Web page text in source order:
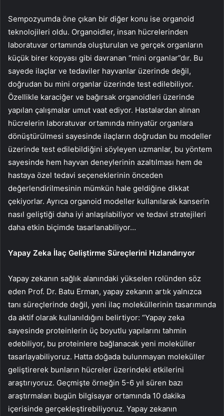
Sempozyumda öne çıkan bir diğer konu ise organoid
teknolojileri oldu. Organoidler, insan hücrelerinden
laboratuvar ortamında oluşturulan ve gerçek organların
küçük birer kopyası gibi davranan “mini organlar”dır. Bu
sayede ilaçlar ve tedaviler hayvanlar üzerinde değil,
doğrudan bu mini organlar üzerinde test edilebiliyor.
Özellikle karaciğer ve bağırsak organoidleri üzerinde
yapılan çalışmalar umut vaat ediyor. Hastalardan alınan
hücrelerin laboratuvar ortamında minyatür organlara
dönüştürülmesi sayesinde ilaçların doğrudan bu modeller
üzerinde test edilebildiğini söyleyen uzmanlar, bu yöntem
sayesinde hem hayvan deneylerinin azaltılması hem de
hastaya özel tedavi seçeneklerinin önceden
değerlendirilmesinin mümkün hale geldiğine dikkat
çekiyorlar. Ayrıca organoid modeller kullanılarak kanserin
nasıl geliştiği daha iyi anlaşılabiliyor ve tedavi stratejileri
daha etkin biçimde tasarlanabiliyor…
Yapay Zeka İlaç Geliştirme Süreçlerini Hızlandırıyor
Yapay zekanın sağlık alanındaki yükselen rolünden söz
eden Prof. Dr. Batu Erman, yapay zekanın artık yalnızca
tanı süreçlerinde değil, yeni ilaç moleküllerinin tasarımında
da aktif olarak kullanıldığını belirtiyor: “Yapay zeka
sayesinde proteinlerin üç boyutlu yapılarını tahmin
edebiliyor, bu proteinlere bağlanacak yeni moleküller
tasarlayabiliyoruz. Hatta doğada bulunmayan moleküller
geliştirerek bunların hücreler üzerindeki etkilerini
araştırıyoruz. Geçmişte örneğin 5-6 yıl süren bazı
araştırmaları bugün bilgisayar ortamında 10 dakika
içerisinde gerçekleştirebiliyoruz. Yapay zekanın